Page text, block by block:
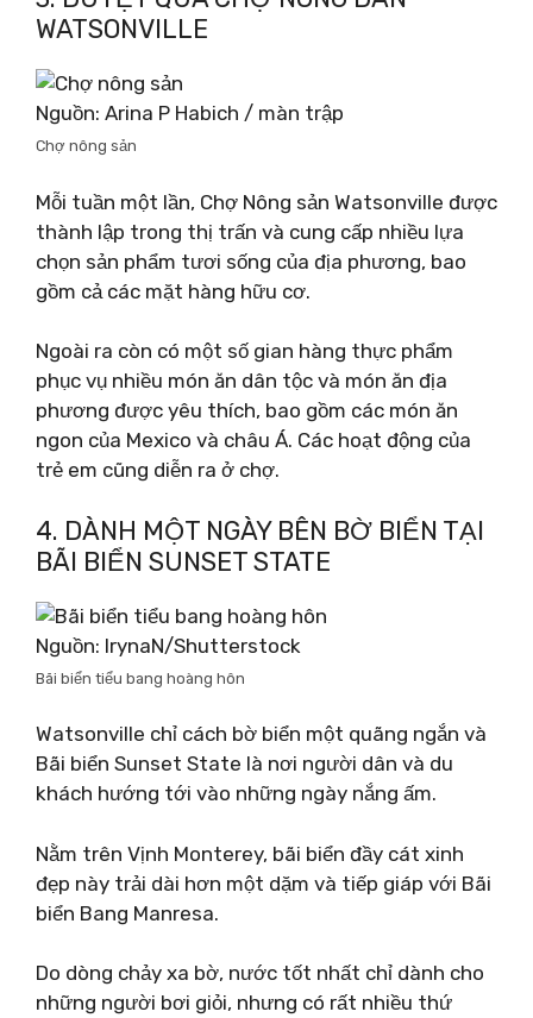
WATSONVILLE
Nguồn: Arina P Habich / màn trập
Chợ nông sản
Mỗi tuần một lần, Chợ Nông sản Watsonville được
thành lập trong thị trấn và cung cấp nhiều lựa
chọn sản phẩm tươi sống của địa phương, bao
gồm cả các mặt hàng hữu cơ.
Ngoài ra còn có một số gian hàng thực phẩm
phục vụ nhiều món ăn dân tộc và món ăn địa
phương được yêu thích, bao gồm các món ăn
ngon của Mexico và châu Á. Các hoạt động của
trẻ em cũng diễn ra ở chợ.
4. DÀNH MỘT NGÀY BÊN BỜ BIỂN TẠI
BÃI BIỂN SUNSET STATE
Nguồn: IrynaN/Shutterstock
Bãi biển tiểu bang hoàng hôn
Watsonville chỉ cách bờ biển một quãng ngắn và
Bãi biển Sunset State là nơi người dân và du
khách hướng tới vào những ngày nắng ấm.
Nằm trên Vịnh Monterey, bãi biển đầy cát xinh
đẹp này trải dài hơn một dặm và tiếp giáp với Bãi
biển Bang Manresa.
Do dòng chảy xa bờ, nước tốt nhất chỉ dành cho
những người bơi giỏi, nhưng có rất nhiều thứ